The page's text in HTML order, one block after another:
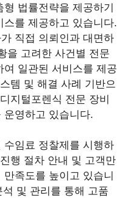
법률전략을 제공하기
를 제공하고 있습니다.
직접 의뢰인과 대면하
을 고려한 사건별 전문
일관된 서비스를 제공
템 및 해결 사례 기반으
지털포렌식 전문 장비
운영하고 있습니다.
임료 정찰제를 시행하
행 절차 안내 및 고객만
족도를 높이고 있습니
및 관리를 통해 고품